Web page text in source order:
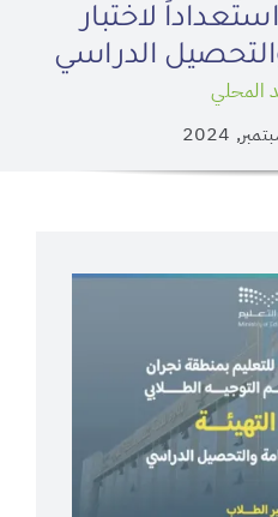
لاختبار
الدراسي
المحلي